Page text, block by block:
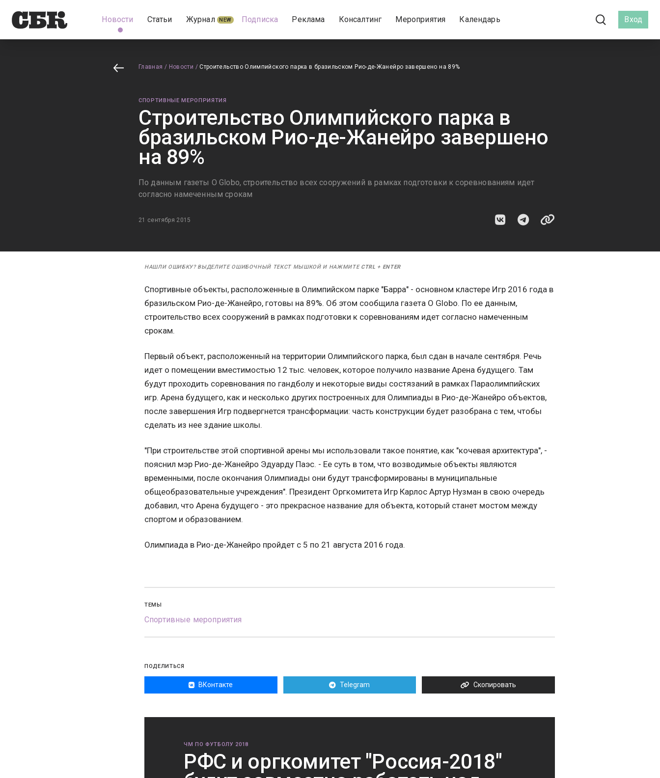
Новости Статьи Журнал NEW Подписка Реклама Консалтинг Мероприятия Календарь Вход
Главная / Новости / Строительство Олимпийского парка в бразильском Рио-де-Жанейро завершено на 89%
СПОРТИВНЫЕ МЕРОПРИЯТИЯ
Строительство Олимпийского парка в
бразильском Рио-де-Жанейро завершено
на 89%
По данным газеты O Globo, строительство всех сооружений в рамках подготовки к соревнованиям идет
согласно намеченным срокам
21 сентября 2015
НАШЛИ ОШИБКУ? ВЫДЕЛИТЕ ОШИБОЧНЫЙ ТЕКСТ МЫШКОЙ И НАЖМИТЕ CTRL + ENTER
Спортивные объекты, расположенные в Олимпийском парке "Барра" - основном кластере Игр 2016 года в
бразильском Рио-де-Жанейро, готовы на 89%. Об этом сообщила газета O Globo. По ее данным,
строительство всех сооружений в рамках подготовки к соревнованиям идет согласно намеченным
срокам.
Первый объект, расположенный на территории Олимпийского парка, был сдан в начале сентября. Речь
идет о помещении вместимостью 12 тыс. человек, которое получило название Арена будущего. Там
будут проходить соревнования по гандболу и некоторые виды состязаний в рамках Параолимпийских
игр. Арена будущего, как и несколько других построенных для Олимпиады в Рио-де-Жанейро объектов,
после завершения Игр подвергнется трансформации: часть конструкции будет разобрана с тем, чтобы
сделать из нее здание школы.
"При строительстве этой спортивной арены мы использовали такое понятие, как "кочевая архитектура", -
пояснил мэр Рио-де-Жанейро Эдуарду Паэс. - Ее суть в том, что возводимые объекты являются
временными, после окончания Олимпиады они будут трансформированы в муниципальные
общеобразовательные учреждения". Президент Оргкомитета Игр Карлос Артур Нузман в свою очередь
добавил, что Арена будущего - это прекрасное название для объекта, который станет мостом между
спортом и образованием.
Олимпиада в Рио-де-Жанейро пройдет с 5 по 21 августа 2016 года.
ТЕМЫ
Спортивные мероприятия
ПОДЕЛИТЬСЯ
ВКонтакте Telegram Скопировать
ЧМ ПО ФУТБОЛУ 2018
РФС и оргкомитет "Россия-2018"